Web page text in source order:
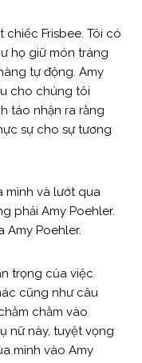
chiếc Frisbee. Tôi có
họ giữ món tráng
tự động. Amy
cho chúng tôi
táo nhận ra rằng
sự cho sự tương
mình và lướt qua
phải Amy Poehler.
Amy Poehler.
trọng của việc
cũng như câu
chằm vào
nữ này, tuyệt vọng
mình vào Amy